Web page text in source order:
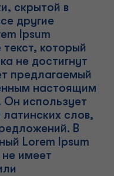
скрытой в
другие
Ipsum
который
не достигнут
предлагаемый
настоящим
Он использует
слов,
В
Lorem Ipsum
имеет